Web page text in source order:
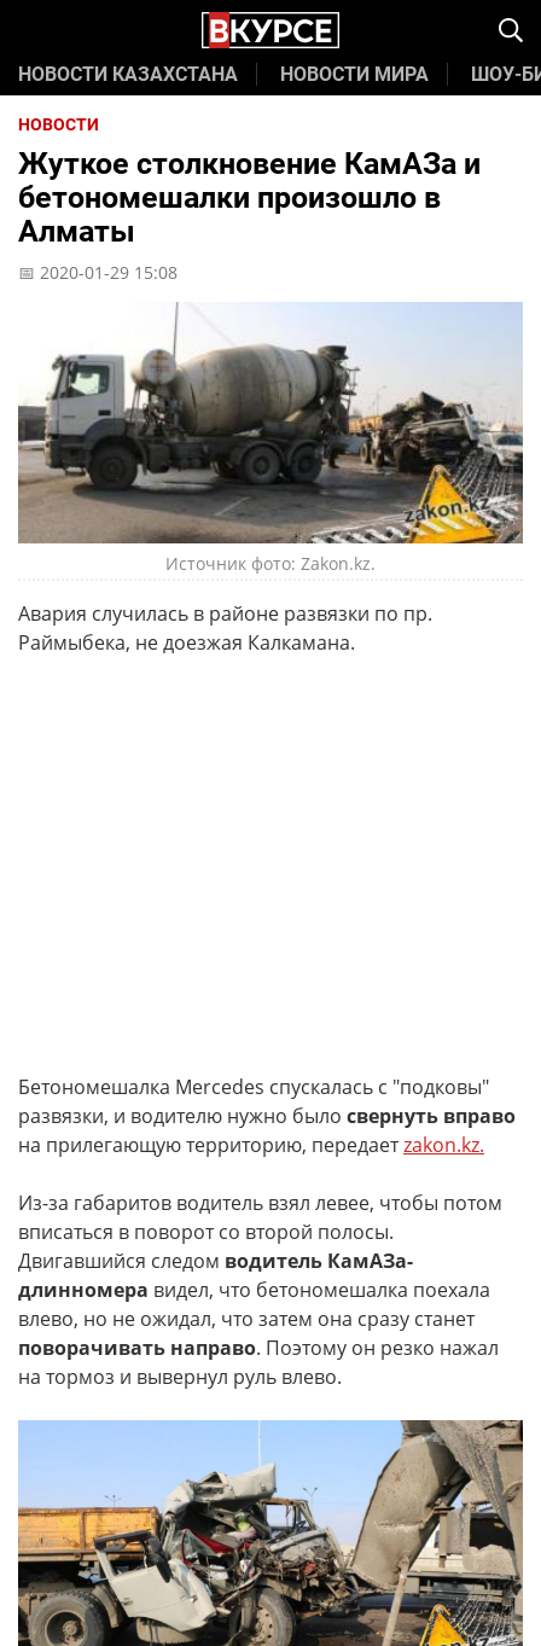
НОВОСТИ КАЗАХСТАНА НОВОСТИ МИРА ШОУ-
НОВОСТИ
Жуткое столкновение КамАЗа и
бетономешалки произошло в
Алматы
📅 2020-01-29 15:08
Источник фото: Zakon.kz.
Авария случилась в районе развязки по пр.
Раймыбека, не доезжая Калкамана.
Бетономешалка Mercedes спускалась с "подковы"
развязки, и водителю нужно было свернуть вправо
на прилегающую территорию, передаетzakon.kz.
Из-за габаритов водитель взял левее, чтобы потом
вписаться в поворот со второй полосы.
Двигавшийся следом водитель КамАЗа-
длинномера видел, что бетономешалка поехала
влево, но не ожидал, что затем она сразу станет
поворачивать направо. Поэтому он резко нажал
на тормоз и вывернул руль влево.